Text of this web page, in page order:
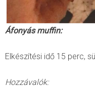
Áfonyás muffin:
Elkészítési idő 15 perc,
Hozzávalók: